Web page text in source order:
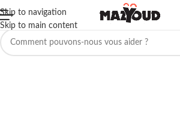
Skip to navigation
Skip to main content
Aucun produit ne correspond à votre sélection.